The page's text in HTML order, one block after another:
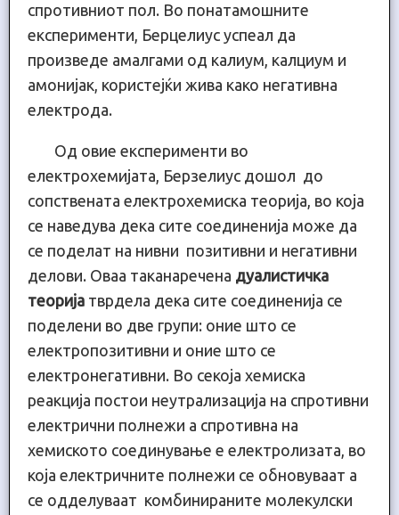
спротивниот пол. Во понатамошните
експерименти, Берцелиус успеал да
произведе амалгами од калиум, калциум и
амонијак, користејќи жива како негативна
електрода.
Од овие експерименти во
електрохемијата, Берзелиус дошол до
сопствената електрохемиска теорија, во која
се наведува дека сите соединенија може да
се поделат на нивни позитивни и негативни
делови. Оваа таканаречена дуалистичка
теорија тврдела дека сите соединенија се
поделени во две групи: оние што се
електропозитивни и оние што се
електронегативни. Во секоја хемиска
реакција постои неутрализација на спротивни
електрични полнежи а спротивна на
хемиското соединување е електролизата, во
која електричните полнежи се обновуваат а
се одделуваат комбинираните молекулски